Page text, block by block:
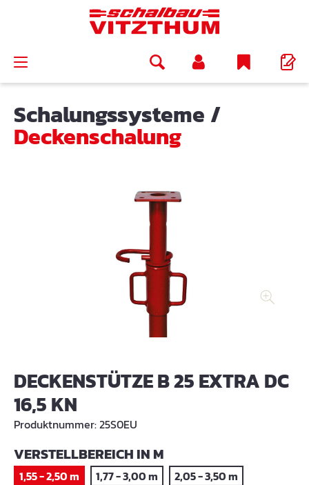
Schalungssysteme /
Deckenschalung
Bildergalerie überspringen
DECKENSTÜTZE B 25 EXTRA DC
16,5 KN
Produktnummer:25S0EU
VERSTELLBEREICH IN MAUSWÄHLEN
1,55 - 2,50 m 1,77 - 3,00 m
2,05 - 3,50 m